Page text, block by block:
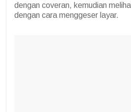
dengan coveran, kemudian
dengan cara menggeser layar.